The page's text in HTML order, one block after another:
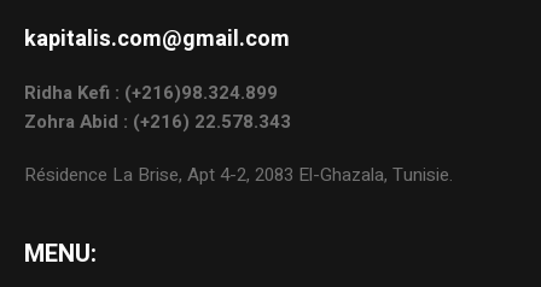
kapitalis.com@gmail.com
Ridha Kefi : (+216)98.324.899
Zohra Abid : (+216) 22.578.343
Résidence La Brise, Apt 4-2, 2083 El-Ghazala, Tunisie.
MENU: